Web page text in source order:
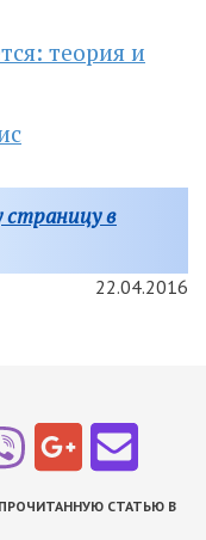
теория и
страницу в
22.04.2016
СТАТЬЮ В